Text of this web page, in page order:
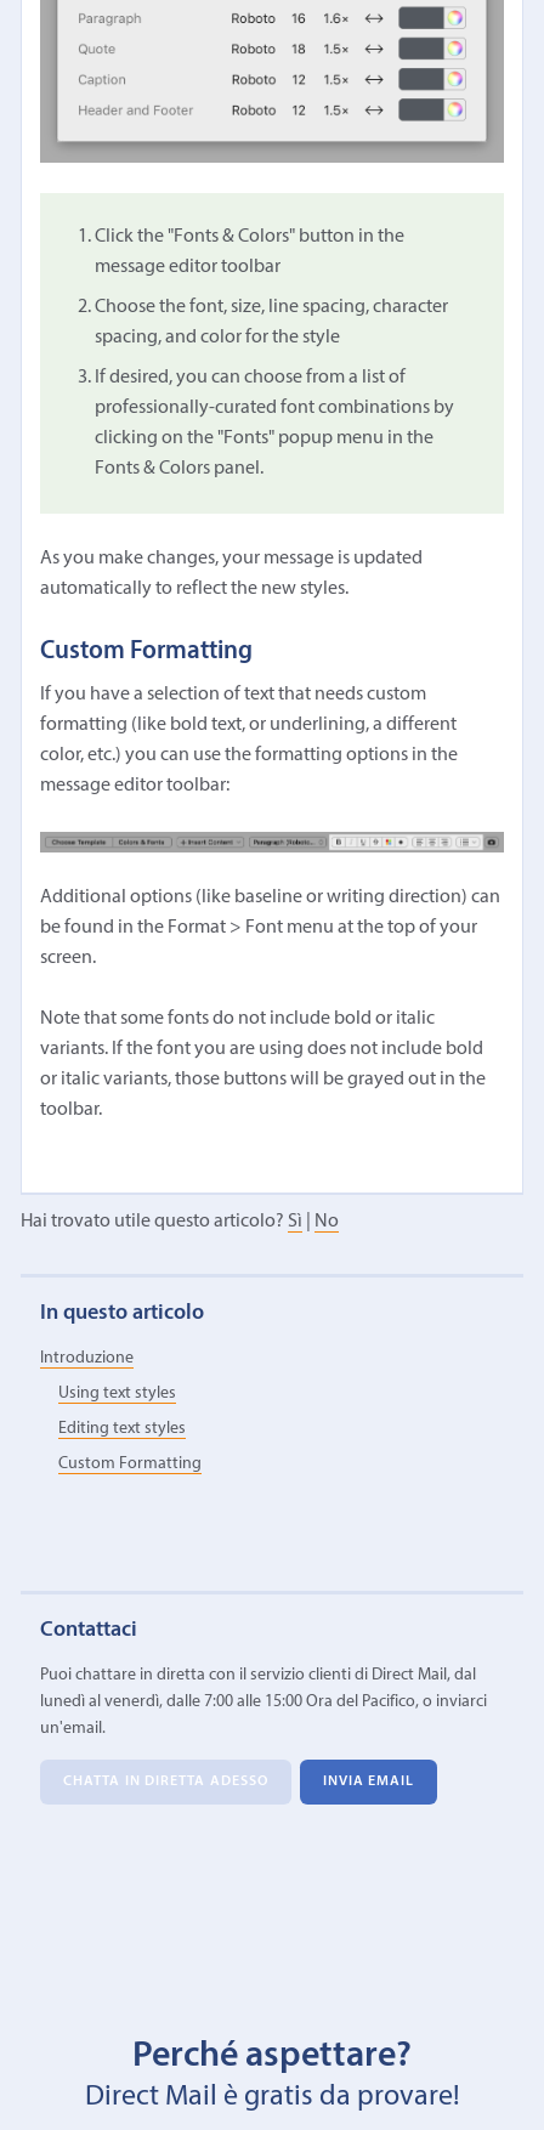
Click the "Fonts & Colors" button in the
message editor toolbar
Choose the font, size, line spacing, character
spacing, and color for the style
If desired, you can choose from a list of
professionally-curated font combinations by
clicking on the "Fonts" popup menu in the
Fonts & Colors panel.
As you make changes, your message is updated
automatically to reflect the new styles.
Custom Formatting
If you have a selection of text that needs custom
formatting (like bold text, or underlining, a different
color, etc.) you can use the formatting options in the
message editor toolbar:
Additional options (like baseline or writing direction) can
be found in the Format > Font menu at the top of your
screen.
Note that some fonts do not include bold or italic
variants. If the font you are using does not include bold
or italic variants, those buttons will be grayed out in the
toolbar.
Hai trovato utile questo articolo? Sì No
In questo articolo
Introduzione
Using text styles
Editing text styles
Custom Formatting
Contattaci
Puoi chattare in diretta con il servizio clienti di Direct Mail, dal
lunedì al venerdì, dalle 7:00 alle 15:00 Ora del Pacifico, o inviarci
un'email.
CHATTA IN DIRETTA ADESSO INVIA EMAIL
Perché aspettare?
Direct Mail è gratis da provare!